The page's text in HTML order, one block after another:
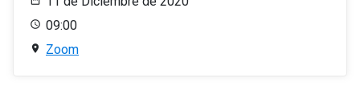
09:00
Zoom